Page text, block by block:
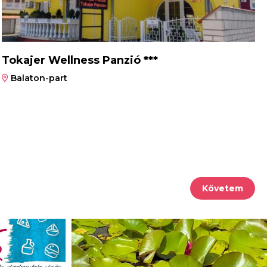
Tokajer Wellness Panzió ***
Balaton-part
Követem